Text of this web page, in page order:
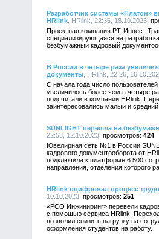
Разработчик системы «Платон»
HRlink , HRlink, 22:36, 18.10.2023
Проектная компания РТ-Инвест
специализирующаяся на
безбумажный кадровый
В России в четыре раза
документы , HRlink, 22:26,
С начала года число
увеличилось более чем в четыре
подсчитали в компании HRlink.
заинтересовались малый и
SUNLIGHT перешла на
22:53, 12.10.2023
424
Ювелирная сеть №1 в России
кадрового документооборота от
подключила к платформе 6 500
направления, отделения которого
HRlink оцифровал процесс
10.10.2023
251
«РСО Инжиниринг» перевели
с помощью сервиса HRlink.
позволил снизить нагрузку на
оформления студентов на работу.